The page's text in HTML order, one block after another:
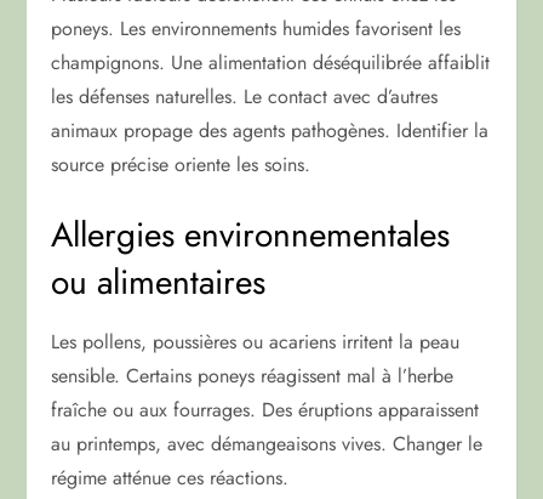
poneys. Les environnements humides favorisent les
champignons. Une alimentation déséquilibrée affaiblit
les défenses naturelles. Le contact avec d’autres
animaux propage des agents pathogènes. Identifier la
source précise oriente les soins.
Allergies environnementales
ou alimentaires
Les pollens, poussières ou acariens irritent la peau
sensible. Certains poneys réagissent mal à l’herbe
fraîche ou aux fourrages. Des éruptions apparaissent
au printemps, avec démangeaisons vives. Changer le
régime atténue ces réactions.